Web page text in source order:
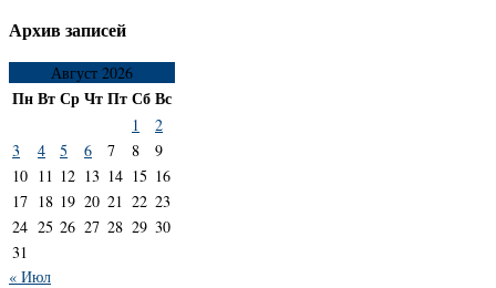
Архив записей
Август 2026
ПнВтСрЧтПтСбВс
1
2
3
4 5 6 7 8
9
10 11 12 13 14 15 16
17 18 19 20 21 22 23
24 25 26 27 28 29 30
31
« Июл